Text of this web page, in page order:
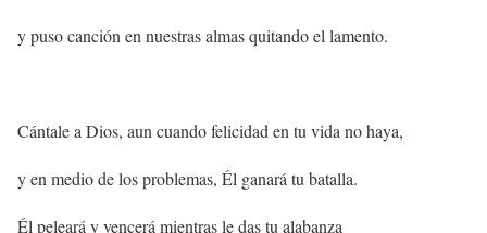
y puso canción en nuestras almas quitando el lamento.
Cántale a Dios, aun cuando felicidad en tu vida no haya,
y en medio de los problemas, Él ganará tu batalla.
Él peleará y vencerá mientras le das tu alabanza